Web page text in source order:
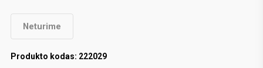
Neturime
Produkto kodas: 222029